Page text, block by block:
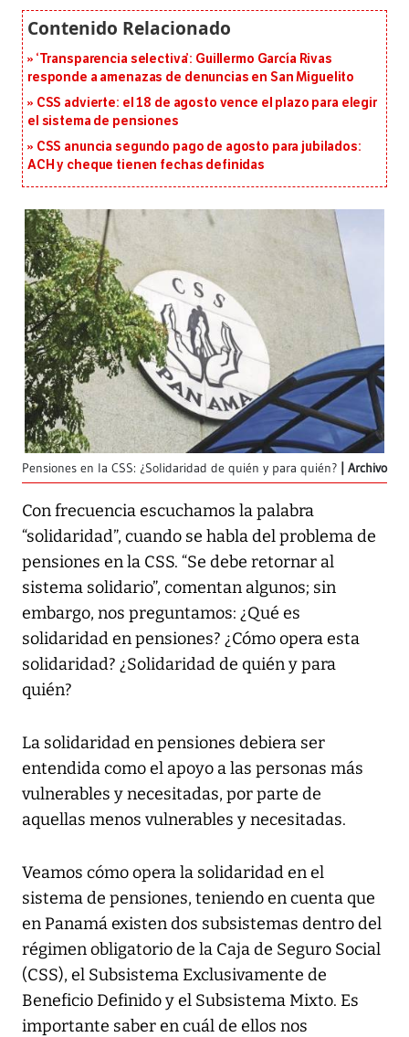
‘Transparencia selectiva’: Guillermo García Rivas
responde a amenazas de denuncias en San Miguelito
CSS advierte: el 18 de agosto vence el plazo para elegir
el sistema de pensiones
CSS anuncia segundo pago de agosto para jubilados:
ACH y cheque tienen fechas definidas
Pensiones en la CSS: ¿Solidaridad de quién y para quién? Archivo
Con frecuencia escuchamos la palabra
“solidaridad”, cuando se habla del problema de
pensiones en la CSS. “Se debe retornar al
sistema solidario”, comentan algunos; sin
embargo, nos preguntamos: ¿Qué es
solidaridad en pensiones? ¿Cómo opera esta
solidaridad? ¿Solidaridad de quién y para
quién?
La solidaridad en pensiones debiera ser
entendida como el apoyo a las personas más
vulnerables y necesitadas, por parte de
aquellas menos vulnerables y necesitadas.
Veamos cómo opera la solidaridad en el
sistema de pensiones, teniendo en cuenta que
en Panamá existen dos subsistemas dentro del
régimen obligatorio de la Caja de Seguro Social
(CSS), el Subsistema Exclusivamente de
Beneficio Definido y el Subsistema Mixto. Es
importante saber en cuál de ellos nos